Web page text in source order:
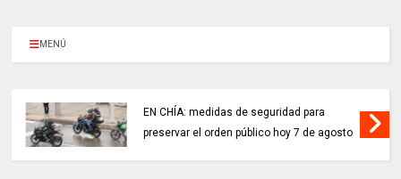
MENÚ
EN CHÍA: medidas de seguridad para
preservar el orden público hoy 7 de agosto